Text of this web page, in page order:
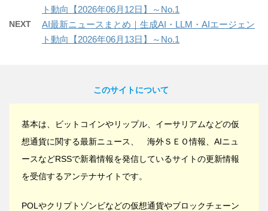
ト動向【2026年06月12日】～No.1
NEXT
AI最新ニュースまとめ｜生成AI・LLM・AIエージェン
ト動向【2026年06月13日】～No.1
このサイトについて
基本は、ビットコインやリップル、イーサリアムなどの仮
想通貨に関する最新ニュース、 海外ＳＥＯ情報、AIニュ
ースなどRSSで新着情報を発信しているサイトの更新情報
を受信するアンテナサイトです。
POLやクリプトゾンビなどの仮想通貨やブロックチェーン